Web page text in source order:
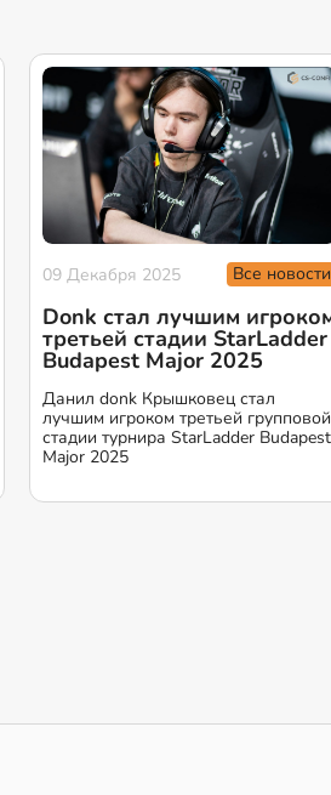
09 Декабря 2025 Все новости
Donk стал лучшим
третьей стадии StarLadder
Budapest Major 2025
Данил donk Крышковец стал
лучшим игроком третьей групповой
стадии турнира StarLadder Budapest
Major 2025